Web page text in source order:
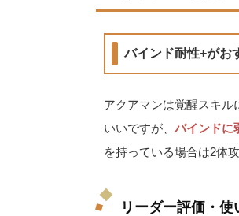
バインド耐性+がお
アクアマンは覚醒スキル
いいですが、 バインドに
を持っている場合は2体
リーダー評価・使